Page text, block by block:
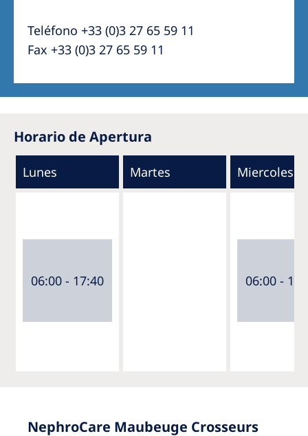
Teléfono +33 (0)3 27 65 59 11
Fax +33 (0)3 27 65 59 11
Horario de Apertura
Lunes Martes Miercoles
06:00 - 17:40 06:00 -
NephroCare Maubeuge Crosseurs